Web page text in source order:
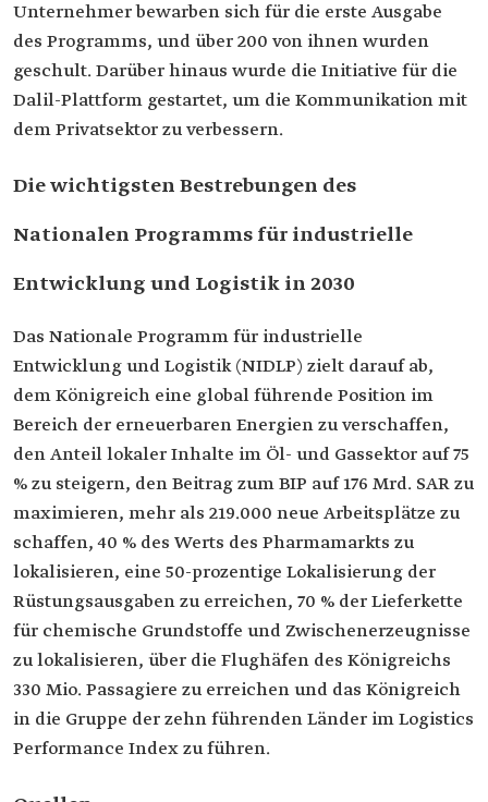
Unternehmer bewarben sich für die erste Ausgabe
des Programms, und über 200 von ihnen wurden
geschult. Darüber hinaus wurde die Initiative für die
Dalil-Plattform gestartet, um die Kommunikation mit
dem Privatsektor zu verbessern.
Die wichtigsten Bestrebungen des
Nationalen Programms für industrielle
Entwicklung und Logistik in 2030
Das Nationale Programm für industrielle
Entwicklung und Logistik (NIDLP) zielt darauf ab,
dem Königreich eine global führende Position im
Bereich der erneuerbaren Energien zu verschaffen,
den Anteil lokaler Inhalte im Öl- und Gassektor auf 75
% zu steigern, den Beitrag zum BIP auf 176 Mrd. SAR zu
maximieren, mehr als 219.000 neue Arbeitsplätze zu
schaffen, 40 % des Werts des Pharmamarkts zu
lokalisieren, eine 50-prozentige Lokalisierung der
Rüstungsausgaben zu erreichen, 70 % der Lieferkette
für chemische Grundstoffe und Zwischenerzeugnisse
zu lokalisieren, über die Flughäfen des Königreichs
330 Mio. Passagiere zu erreichen und das Königreich
in die Gruppe der zehn führenden Länder im Logistics
Performance Index zu führen.